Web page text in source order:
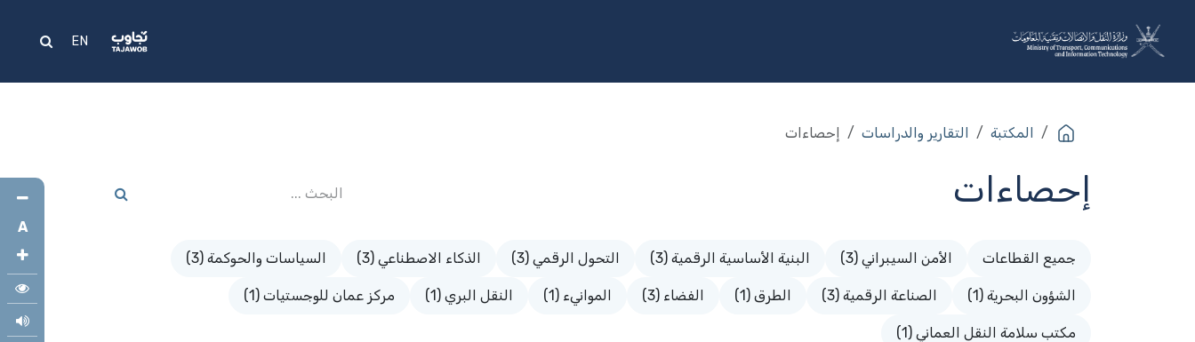
EN
المكتبة التقارير والدراسات إحصاءات
إحصاءات​
جميع القطاعات الأمن السيبراني (3) البنية الأساسية الرقمية (3) التحول الرقمي (3) الذكاء الاصطناعي (3) السياسات والحوكمة (3)
الشؤون البحرية (1) الصناعة الرقمية (3) الطرق (1) الفضاء (3) الموانيء (1) النقل البري (1) مركز عمان للوجستيات (1)
مكتب سلامة النقل العماني (1)
A